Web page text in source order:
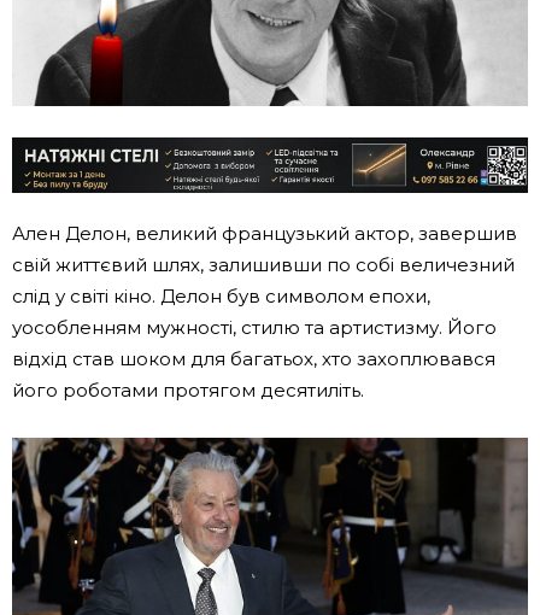
Ален Делон, великий французький актор, завершив
свій життєвий шлях, залишивши по собі величезний
слід у світі кіно. Делон був символом епохи,
уособленням мужності, стилю та артистизму. Його
відхід став шоком для багатьох, хто захоплювався
його роботами протягом десятиліть.